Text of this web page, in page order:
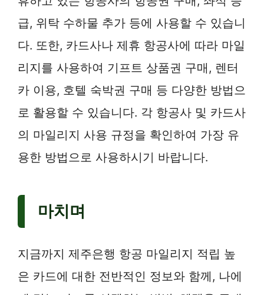
급, 위탁 수하물 추가 등에 사용할 수 있습니
다. 또한, 카드사나 제휴 항공사에 따라 마일
리지를 사용하여 기프트 상품권 구매, 렌터
카 이용, 호텔 숙박권 구매 등 다양한 방법으
로 활용할 수 있습니다. 각 항공사 및 카드사
의 마일리지 사용 규정을 확인하여 가장 유
용한 방법으로 사용하시기 바랍니다.
마치며
지금까지 제주은행 항공 마일리지 적립 높
은 카드에 대한 전반적인 정보와 함께, 나에